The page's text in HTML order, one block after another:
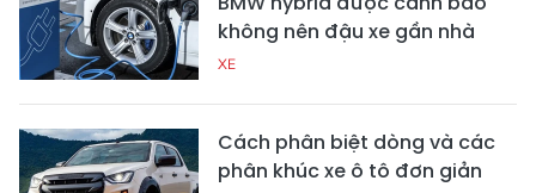
không nên đậu xe gần nhà
XE
Cách phân biệt dòng và các
phân khúc xe ô tô đơn giản